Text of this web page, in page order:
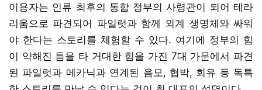
이용자는 인류 최후의 통합 정부의 사령관이 되어 테라
리움으로 파견되어 파일럿과 함께 외계 생명체와 싸워
야 한다는 스토리를 체험할 수 있다. 여기에 정부의 힘
이 약해진 틈을 타 거대한 힘을 가진 7대 가문에서 파견
된 파일럿과 메카닉과 연계된 음모, 협박, 회유 등 독특